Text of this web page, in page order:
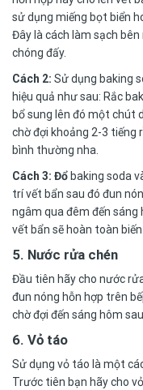
sử dụng miếng bọt biển
Đây là cách làm sạch bên
chóng đấy.
Cách 2: Sử dụng baking
hiệu quả như sau: Rắc
bổ sung lên đó một chút
chờ đợi khoảng 2-3 tiếng
bình thường nha.
Cách 3: Đổ baking soda
trí vết bẩn sau đó đun
ngâm qua đêm đến sáng
vết bẩn sẽ hoàn toàn
5. Nước rửa chén
Đầu tiên hãy cho nước
đun nóng hỗn hợp trên
chờ đợi đến sáng hôm
6. Vỏ táo
Sử dụng vỏ táo là một
Trước tiên bạn hãy cho